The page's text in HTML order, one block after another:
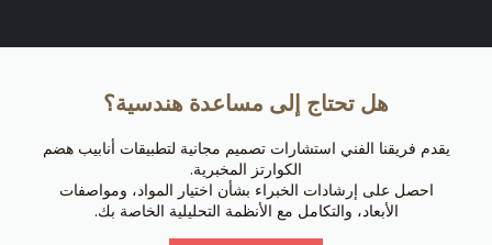
هل تحتاج إلى مساعدة هندسية؟
يقدم فريقنا الفني استشارات تصميم مجانية لتطبيقات أنابيب هضم
الكوارتز المخبرية.
احصل على إرشادات الخبراء بشأن اختيار المواد، ومواصفات
الأبعاد، والتكامل مع الأنظمة التحليلية الخاصة بك.